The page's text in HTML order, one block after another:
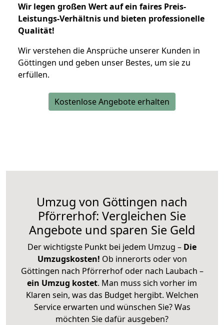
Wir legen großen Wert auf ein faires Preis-
Leistungs-Verhältnis und bieten professionelle
Qualität!
Wir verstehen die Ansprüche unserer Kunden in
Göttingen und geben unser Bestes, um sie zu
erfüllen.
Kostenlose Angebote erhalten
Umzug von Göttingen nach
Pförrerhof: Vergleichen Sie
Angebote und sparen Sie Geld
Der wichtigste Punkt bei jedem Umzug – Die
Umzugskosten! Ob innerorts oder von
Göttingen nach Pförrerhof oder nach Laubach –
ein Umzug kostet. Man muss sich vorher im
Klaren sein, was das Budget hergibt. Welchen
Service erwarten und wünschen Sie? Was
möchten Sie dafür ausgeben?